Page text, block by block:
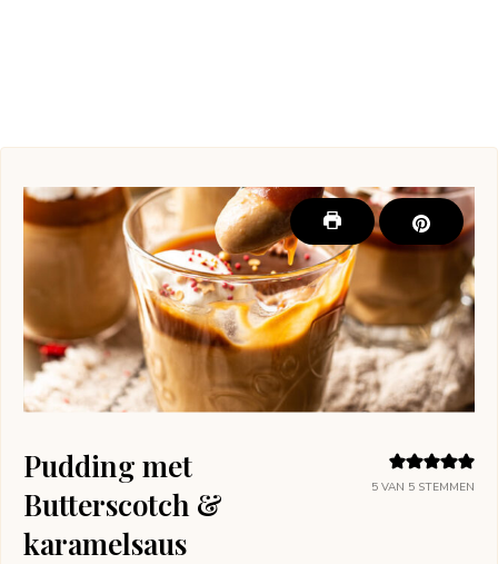
5 VAN 5 STEMMEN
Pudding met
Butterscotch &
karamelsaus